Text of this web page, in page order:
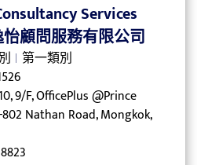
Services
顧問服務有限公司
第一類別
9/F, OfficePlus @Prince
Nathan Road, Mongkok,